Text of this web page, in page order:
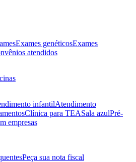
Exames genéticosExames
atendidos
infantilAtendimento
Clínica para TEASala azulPré-
empresas
Peça sua nota fiscal